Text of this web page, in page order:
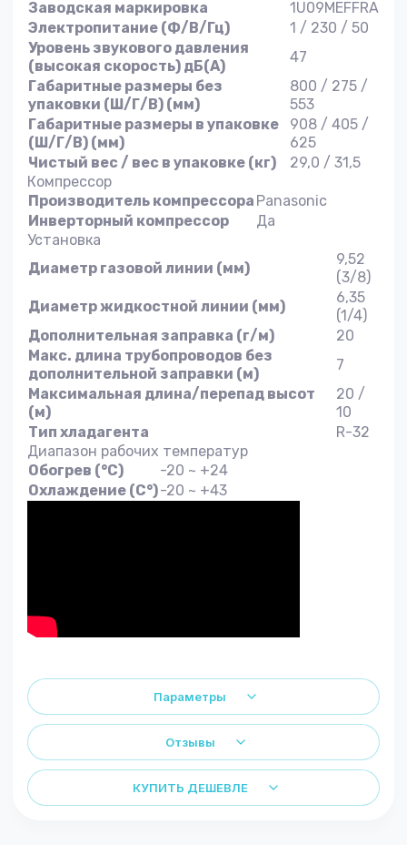
Заводская маркировка
1U09MEFFRA
Электропитание (Ф/В/Гц)
1 / 230 / 50
Уровень звукового давления
(высокая скорость) дБ(А)
47
Габаритные размеры без
упаковки (Ш/Г/В) (мм)
800 / 275 /
553
Габаритные размеры в упаковке
(Ш/Г/В) (мм)
908 / 405 /
625
Чистый вес / вес в упаковке (кг)
29,0 / 31,5
Компрессор
Производитель компрессора Panasonic
Инверторный компрессор
Да
Установка
Диаметр газовой линии (мм)
9,52
(3/8)
Диаметр жидкостной линии (мм)
6,35
(1/4)
Дополнительная заправка (г/м)
20
Макс. длина трубопроводов без
дополнительной заправки (м)
7
Максимальная длина/перепад высот
(м)
20 /
10
Тип хладагента
R-32
Диапазон рабочих температур
Обогрев (°С)
-20 ~ +24
Охлаждение (С°)-20 ~ +43
Параметры
Отзывы
КУПИТЬ ДЕШЕВЛЕ